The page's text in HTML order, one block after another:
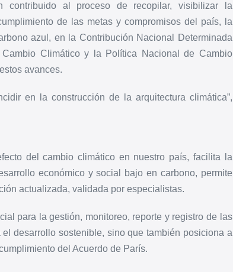
contribuido al proceso de recopilar, visibilizar la
de las metas y compromisos del país, la
azul, en la Contribución Nacional Determinada
Climático y la Política Nacional de Cambio
avances.
en la construcción de la arquitectura climática”,
del cambio climático en nuestro país, facilita la
económico y social bajo en carbono, permite
actualizada, validada por especialistas.
para la gestión, monitoreo, reporte y registro de las
desarrollo sostenible, sino que también posiciona a
del Acuerdo de París.